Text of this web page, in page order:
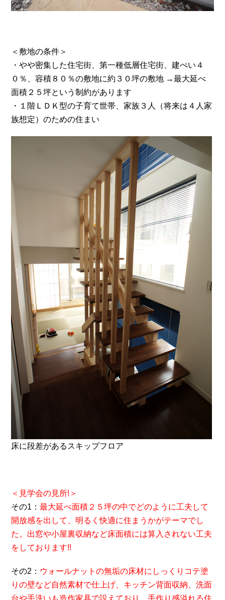
＜敷地の条件＞
・やや密集した住宅街、第一種低層住宅街、建ぺい４
０％、容積８０％の敷地に約３０坪の敷地 →最大延べ
面積２５坪という制約があります
・１階ＬＤＫ型の子育て世帯、家族３人（将来は４人家
族想定）のための住まい
床に段差があるスキップフロア
＜見学会の見所!＞
その1：最大延べ面積２５坪の中でどのように工夫して
開放感を出して、明るく快適に住まうかがテーマでし
た。出窓や小屋裏収納など床面積には算入されない工夫
をしております!!
その2： ウォールナットの無垢の床材にしっくりコテ塗
りの壁など自然素材で仕上げ、キッチン背面収納、洗面